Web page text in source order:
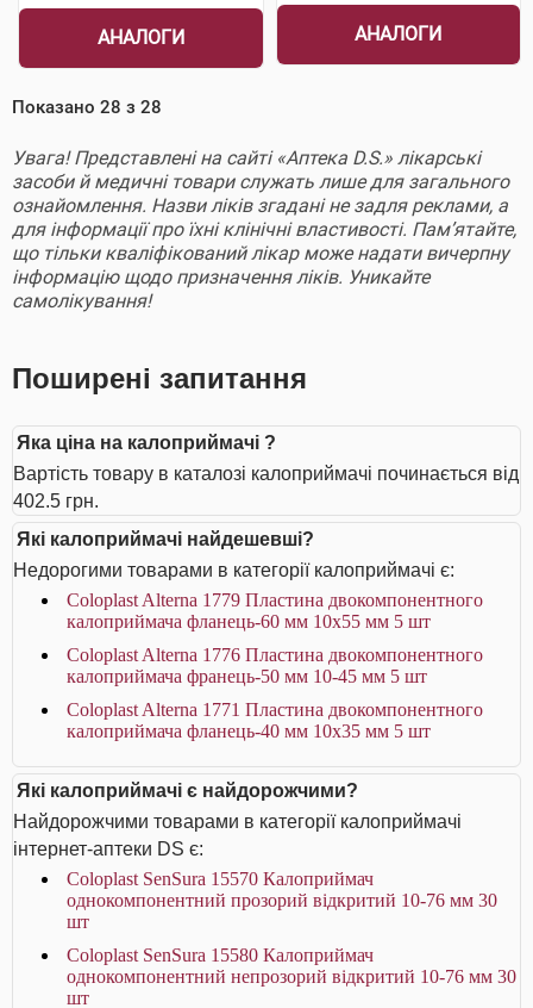
АНАЛОГИ АНАЛОГИ
Показано 28 з 28
Увага! Представлені на сайті «Аптека D.S.» лікарські
засоби й медичні товари служать лише для загального
ознайомлення. Назви ліків згадані не задля реклами, а
для інформації про їхні клінічні властивості. Пам’ятайте,
що тільки кваліфікований лікар може надати вичерпну
інформацію щодо призначення ліків. Уникайте
самолікування!
Поширені запитання
Яка ціна на калоприймачі ?
Вартість товару в каталозі калоприймачі починається від
402.5 грн.
Які калоприймачі найдешевші?
Недорогими товарами в категорії калоприймачі є:
Coloplast Alterna 1779 Пластина двокомпонентного
калоприймача фланець-60 мм 10x55 мм 5 шт
Coloplast Alterna 1776 Пластина двокомпонентного
калоприймача франець-50 мм 10-45 мм 5 шт
Coloplast Alterna 1771 Пластина двокомпонентного
калоприймача фланець-40 мм 10x35 мм 5 шт
Які калоприймачі є найдорожчими?
Найдорожчими товарами в категорії калоприймачі
інтернет-аптеки DS є:
Coloplast SenSura 15570 Калоприймач
однокомпонентний прозорий відкритий 10-76 мм 30
шт
Coloplast SenSura 15580 Калоприймач
однокомпонентний непрозорий відкритий 10-76 мм 30
шт